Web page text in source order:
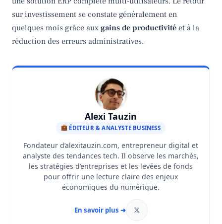
sur investissement se constate généralement en
quelques mois grâce aux gains de productivité et à la
réduction des erreurs administratives.
Alexi Tauzin
ÉDITEUR & ANALYSTE BUSINESS
Fondateur d’alexitauzin.com, entrepreneur digital et
analyste des tendances tech. Il observe les marchés,
les stratégies d’entreprises et les levées de fonds
pour offrir une lecture claire des enjeux
économiques du numérique.
En savoir plus ➜